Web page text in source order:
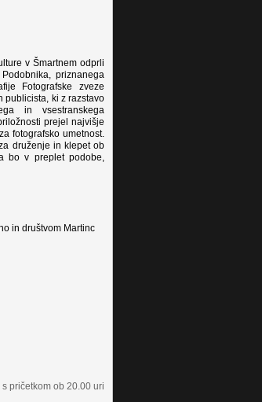
v Šmartnem odprli
priznanega
Fotografske zveze
publicista, ki z razstavo
in vsestranskega
prejel najvišje
fotografsko umetnost.
druženje in klepet ob
bo v preplet podobe,
in društvom Martinc
pričetkom ob 20.00 uri